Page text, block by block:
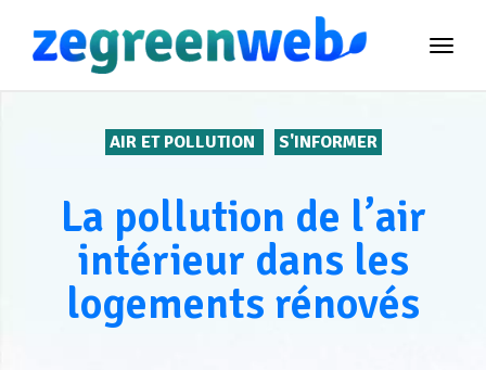
AIR ET POLLUTION S'INFORMER
La pollution de l’air
intérieur dans les
logements rénovés